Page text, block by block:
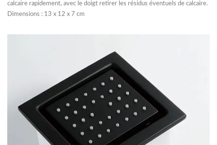
calcaire rapidement, avec le doigt retirer les résidus éventuels de calcaire.
Dimensions : 13 x 12 x 7 cm